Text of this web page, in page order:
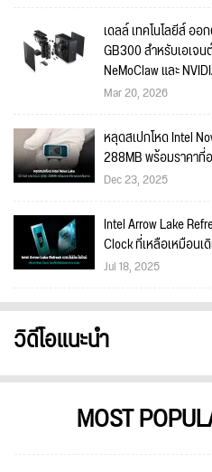
เดลล์ เทคโนโลยีส์ อ
GB300 สำหรับเอเจ
NeMoClaw และ
Mar 20, 2026
หลุดสเปกโหด Intel
288MB พร้อมราคาที่
Dec 23, 2025
Intel Arrow Lake
Clock ที่เหลือเหมือนเ
Jul 18, 2025
วิดีโอแนะนำ
MOST